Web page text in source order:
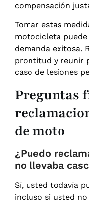
compensación
Tomar estas
motocicleta puede
demanda exitosa.
prontitud y reunir
caso de lesiones
Preguntas
de moto
¿Puedo
no llevaba
Sí, usted todavía
incluso si usted